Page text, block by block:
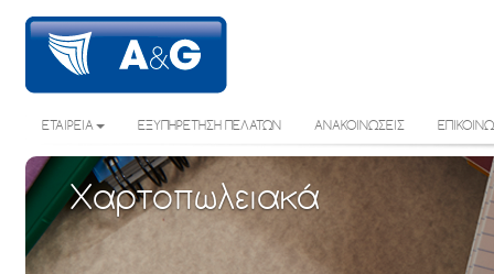
ΕΤΑΙΡΕΙΑ ΕΞΥΠΗΡΕΤΗΣΗ ΠΕΛΑΤΩΝ ΑΝΑΚΟΙΝΩΣΕΙΣ
Χαρτοπωλειακά